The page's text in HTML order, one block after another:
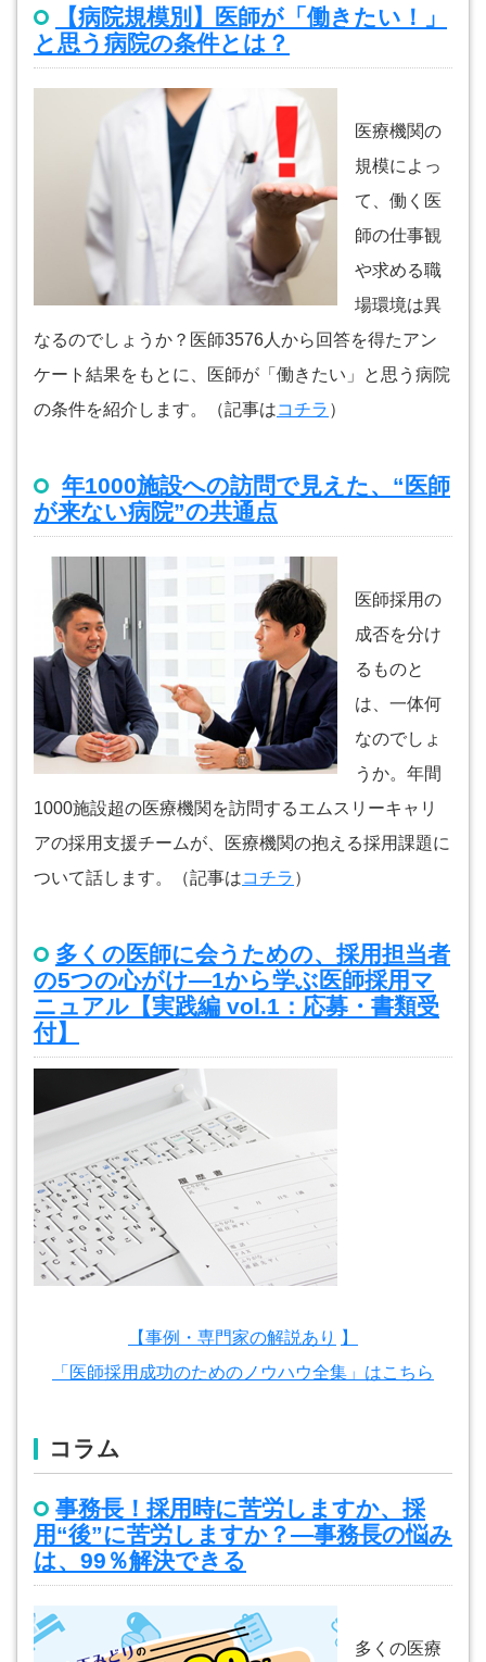
【病院規模別】医師が「働きたい！」
と思う病院の条件とは？
医療機関の
規模によっ
て、働く医
師の仕事観
や求める職
場環境は異
なるのでしょうか？医師3576人から回答を得たアン
ケート結果をもとに、医師が「働きたい」と思う病院
の条件を紹介します。（記事はコチラ ）
年1000施設への訪問で見えた、“医師
が来ない病院”の共通点
医師採用の
成否を分け
るものと
は、一体何
なのでしょ
うか。年間
1000施設超の医療機関を訪問するエムスリーキャリ
アの採用支援チームが、医療機関の抱える採用課題に
ついて話します。（記事はコチラ ）
多くの医師に会うための、採用担当者
の5つの心がけ―1から学ぶ医師採用マ
ニュアル【実践編 vol.1：応募・書類受
付】
【事例・専門家の解説あり
】
「医師採用成功のためのノウハウ全集」はこちら
コラム
事務長！採用時に苦労しますか、採
用“後”に苦労しますか？―事務長の悩み
は、99％解決できる
多くの医療